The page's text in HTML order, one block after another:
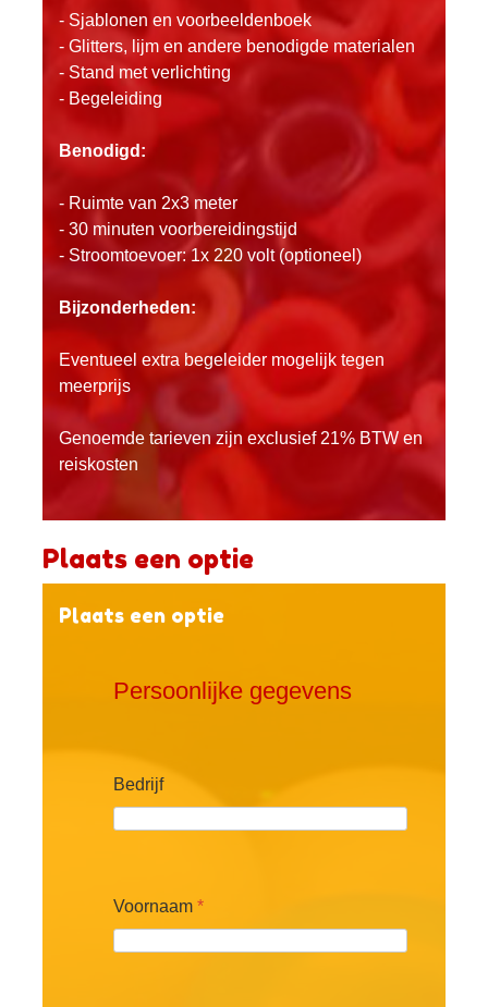
- Sjablonen en voorbeeldenboek
- Glitters, lijm en andere benodigde materialen
- Stand met verlichting
- Begeleiding
Benodigd:
- Ruimte van 2x3 meter
- 30 minuten voorbereidingstijd
- Stroomtoevoer: 1x 220 volt (optioneel)
Bijzonderheden:
Eventueel extra begeleider mogelijk tegen
meerprijs
Genoemde tarieven zijn exclusief 21% BTW en
reiskosten
Plaats een optie
Plaats een optie
Persoonlijke gegevens
Bedrijf
Voornaam *